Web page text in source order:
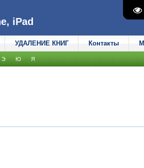
iPad
УДАЛЕНИЕ КНИГ Контакты
Э Ю Я